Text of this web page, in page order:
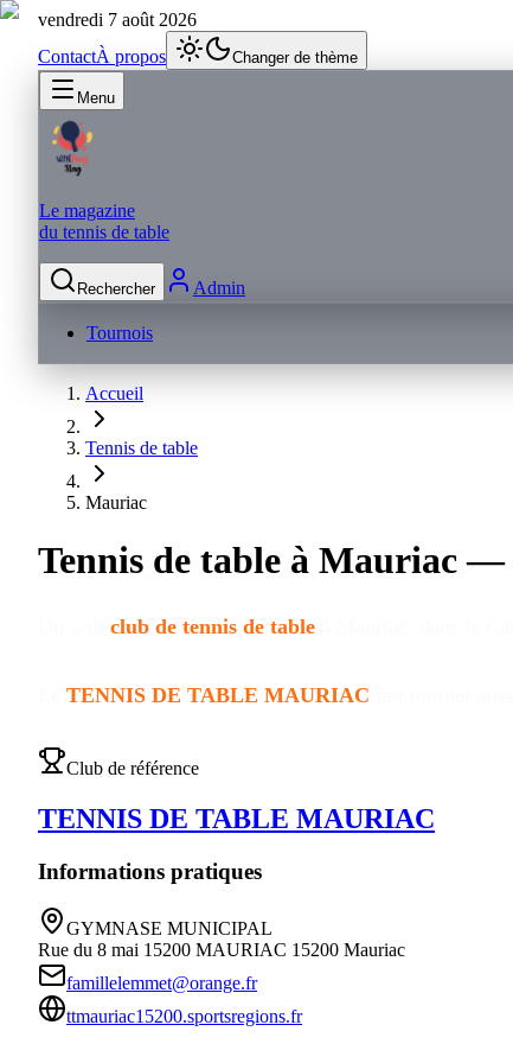
vendredi 7 août 2026
ContactÀ propos Changer de thème
Menu
Le magazine
du tennis de table
Rechercher Admin
Tournois
Accueil
Tennis de table
Mauriac
Tennis de table à Mauriac—
club de tennis de table
TENNIS DE TABLE MAURIAC
Club de référence
TENNIS DE TABLE MAURIAC
Informations pratiques
GYMNASE MUNICIPAL
Rue du 8 mai 15200 MAURIAC 15200 Mauriac
famillelemmet@orange.fr
ttmauriac15200.sportsregions.fr